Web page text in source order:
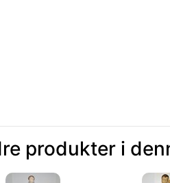
produkter i